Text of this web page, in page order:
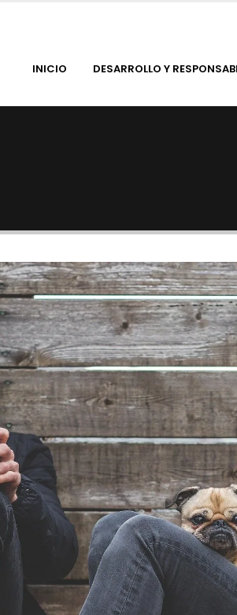
INICIO DESARROLLO Y